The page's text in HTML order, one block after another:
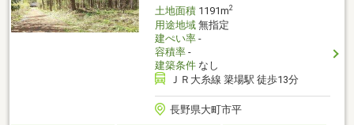
土地面積1191m2
用途地域無指定
建ぺい率-
容積率-
建築条件なし
ＪＲ大糸線 簗場駅 徒歩13分
長野県大町市平